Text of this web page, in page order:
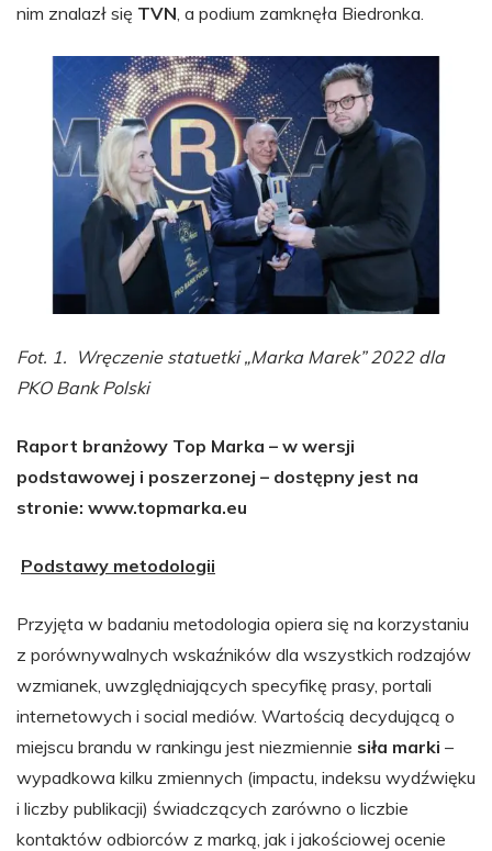
nim znalazł się TVN, a podium zamknęła Biedronka.
Fot. 1. Wręczenie statuetki „Marka Marek” 2022 dla
PKO Bank Polski
Raport branżowy Top Marka – w wersji
podstawowej i poszerzonej – dostępny jest na
stronie: www.topmarka.eu
Podstawy metodologii
Przyjęta w badaniu metodologia opiera się na korzystaniu
z porównywalnych wskaźników dla wszystkich rodzajów
wzmianek, uwzględniających specyfikę prasy, portali
internetowych i social mediów. Wartością decydującą o
miejscu brandu w rankingu jest niezmiennie siła marki –
wypadkowa kilku zmiennych (impactu, indeksu wydźwięku
i liczby publikacji) świadczących zarówno o liczbie
kontaktów odbiorców z marką, jak i jakościowej ocenie